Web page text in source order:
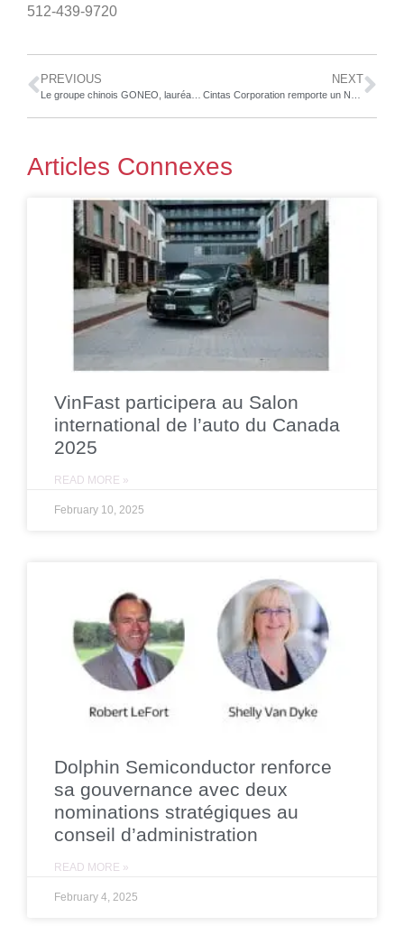
512-439-9720
PREVIOUS NEXT
Articles Connexes
VinFast participera au Salon
international de l’auto du Canada
2025
READ MORE »
February 10, 2025
Dolphin Semiconductor renforce
sa gouvernance avec deux
nominations stratégiques au
conseil d’administration
READ MORE »
February 4, 2025